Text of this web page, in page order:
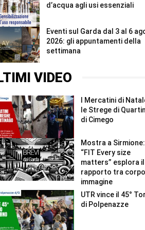
d’acqua agli usi essenziali
Eventi sul Garda dal 3 al 6
2026: gli appuntamenti della
settimana
VIDEO
I Mercatini di
le Strege di
di Cimego
Mostra a Sirmione:
“FIT Every size
matters” esplora il
rapporto tra
immagine
UTR vince il 45°
di Polpenazze